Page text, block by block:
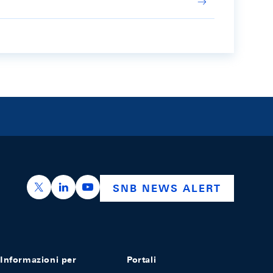
https://x.com/snb_bns
https://ch.linkedin.com/company/swiss-
https://www.youtube.com/
SNB NEWS ALERT
Informazioni per Portali